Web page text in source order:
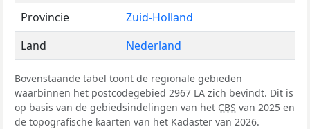
Provincie
Zuid-Holland
Land
Nederland
Bovenstaande tabel toont de regionale gebieden
waarbinnen het postcodegebied 2967 LA zich bevindt. Dit is
op basis van de gebiedsindelingen van het CBS van 2025 en
de topografische kaarten van het Kadaster van 2026.